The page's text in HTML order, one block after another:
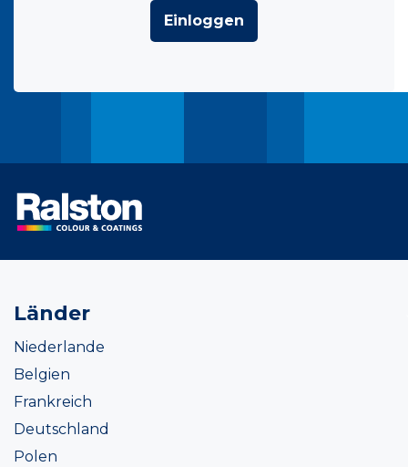
Einloggen
Länder
Niederlande
Belgien
Frankreich
Deutschland
Polen